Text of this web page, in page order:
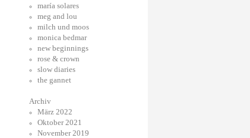
maría solares
meg and lou
milch und moos
monica bedmar
new beginnings
rose & crown
slow diaries
the gannet
Archiv
März 2022
Oktober 2021
November 2019